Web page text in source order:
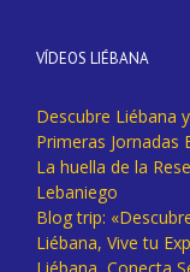
VÍDEOS LIÉBANA
Descubre Liébana
Primeras Jornadas
La huella de la
Lebaniego
Blog trip:
Liébana, Vive tu